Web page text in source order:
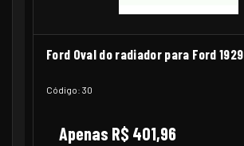
Ford Oval do radiador para Ford 1929
Código: 30
Apenas R$ 401,96